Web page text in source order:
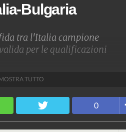
Bulgaria
tra l'Italia campione
per le qualificazioni
TUTTO
0